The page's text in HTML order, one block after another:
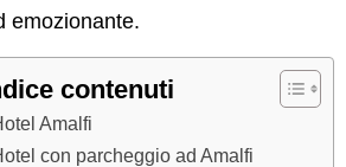
emozionante.
contenuti
Amalfi
con parcheggio ad Amalfi